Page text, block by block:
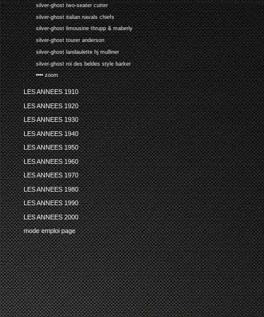
silver-ghost two-seater cutter
silver-ghost italian navals chiefs
silver-ghost limousine thrupp & maberly
silver-ghost tourer anderson
silver-ghost landaulette hj mulliner
silver-ghost roi des beldes style barker
•••• zoom
LES ANNEES 1910
LES ANNEES 1920
LES ANNEES 1930
LES ANNEES 1940
LES ANNEES 1950
LES ANNEES 1960
LES ANNEES 1970
LES ANNEES 1980
LES ANNEES 1990
LES ANNEES 2000
mode emploi page